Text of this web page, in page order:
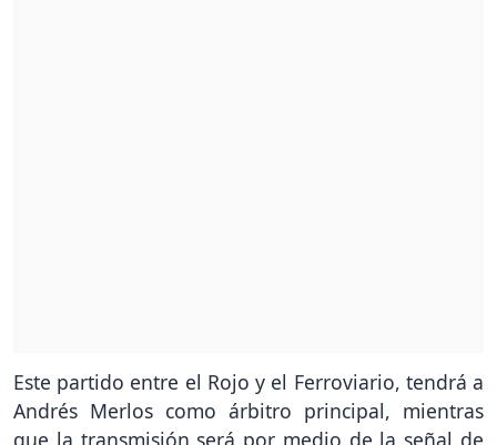
Este partido entre el Rojo y el Ferroviario, tendrá a
Andrés Merlos como árbitro principal, mientras
que la transmisión será por medio de la señal de